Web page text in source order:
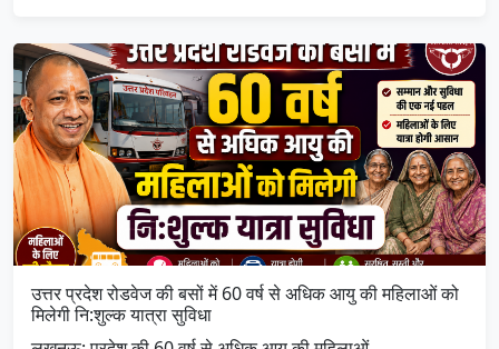
उत्तर प्रदेश रोडवेज की बसों में 60 वर्ष से अधिक आयु की महिलाओं को
मिलेगी नि:शुल्क यात्रा सुविधा